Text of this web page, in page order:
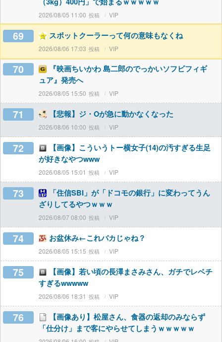
2026/08/05 11:00 VIP
69 スポットクーラーって何の意味もなくね
2026/08/06 17:03 VIP
70
『映画ちいかわ 島二郎のでっかいソフビフィギ
ュア』発売へ
2026/08/05 15:50 VIP
71 【悲報】ジ・Oが急に動かなくなった
2026/08/06 10:00 VIP
72
【画像】こういうトー横女子(14)の汚すぎる生足
が好きなやつwww
2026/08/05 15:01 VIP
73
「住信SBI」が「ドコモの銀行」に変わってうん
ざりしてるやつｗｗｗ
2026/08/07 08:00 VIP
74 お盆休み←これバカじゃね？
2026/08/05 15:15 VIP
75
【画像】若い頃の長澤まさみさん、ガチでレベチ
すぎるwwwww
2026/08/06 18:31 VIP
76
【画像あり】松屋さん、食器の返却のみならず
「仕分け」まで客にやらせてしまうｗｗｗｗｗ